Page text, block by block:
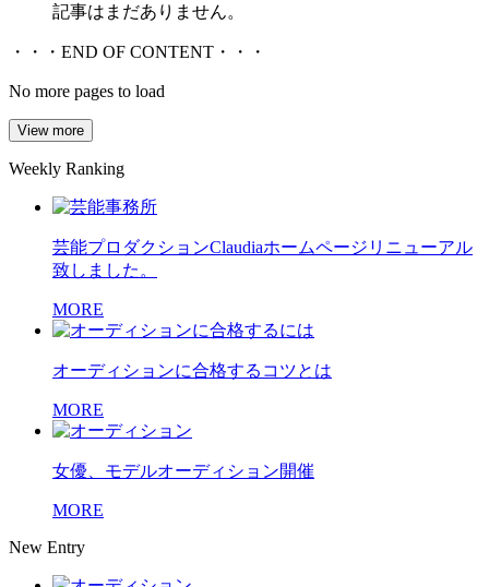
記事はまだありません。
・・・END OF CONTENT・・・
No more pages to load
View more
Weekly Ranking
芸能プロダクションClaudiaホームページリニューアル
致しました。
MORE
オーディションに合格するコツとは
MORE
女優、モデルオーディション開催
MORE
New Entry